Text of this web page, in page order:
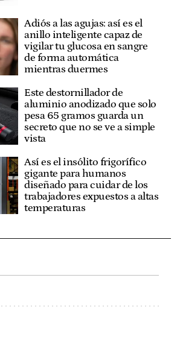
Adiós a las agujas: así es el
anillo inteligente capaz de
vigilar tu glucosa en sangre
de forma automática
mientras duermes
Este destornillador de
aluminio anodizado que solo
pesa 65 gramos guarda un
secreto que no se ve a simple
vista
Así es el insólito frigorífico
gigante para humanos
diseñado para cuidar de los
trabajadores expuestos a altas
temperaturas